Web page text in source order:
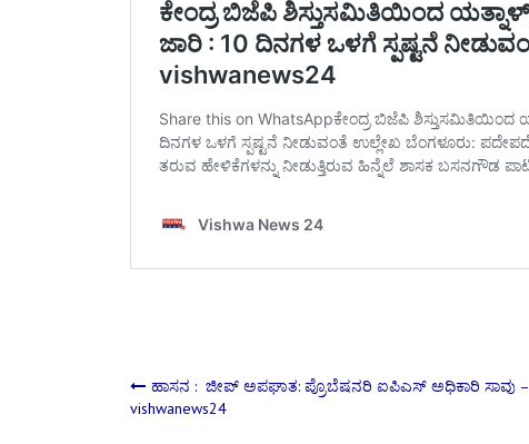
Post
ಹಾಸನ : ಜೀಪ್ ಅಪಘಾತ: ಪ್ರೊಬೆಷನರಿ ಐಪಿಎಸ್ ಅಧಿಕಾರಿ ಸಾವು –
vishwanews24